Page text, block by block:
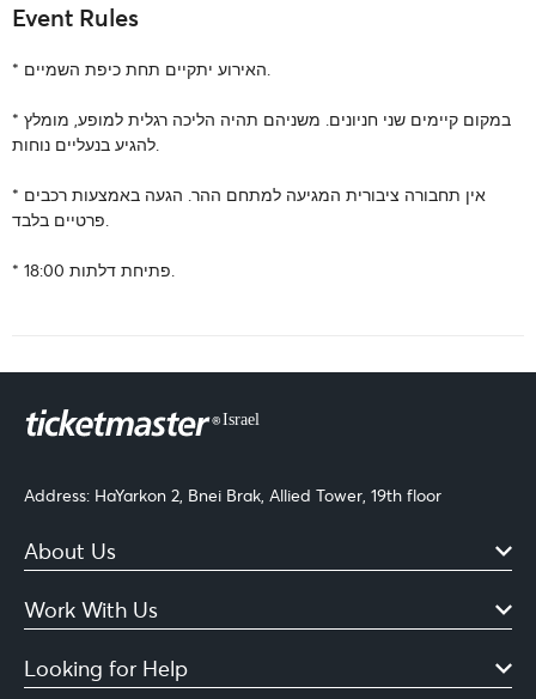
Event Rules
* האירוע יתקיים תחת כיפת השמיים.
* במקום קיימים שני חניונים. משניהם תהיה הליכה רגלית למופע, מומלץ
להגיע בנעליים נוחות.
* אין תחבורה ציבורית המגיעה למתחם ההר. הגעה באמצעות רכבים
פרטיים בלבד.
* פתיחת דלתות 18:00.
Address: HaYarkon 2, Bnei Brak, Allied Tower, 19th floor
About Us
Work With Us
Looking for Help